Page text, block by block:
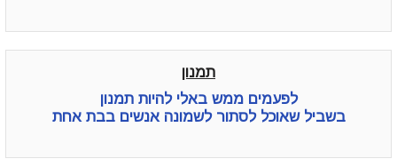
תמנון
לפעמים ממש באלי להיות תמנון
בשביל שאוכל לסתור לשמונה אנשים בבת אחת